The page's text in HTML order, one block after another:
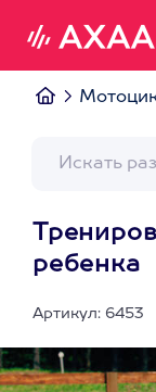
ребенка
Артикул: 6453